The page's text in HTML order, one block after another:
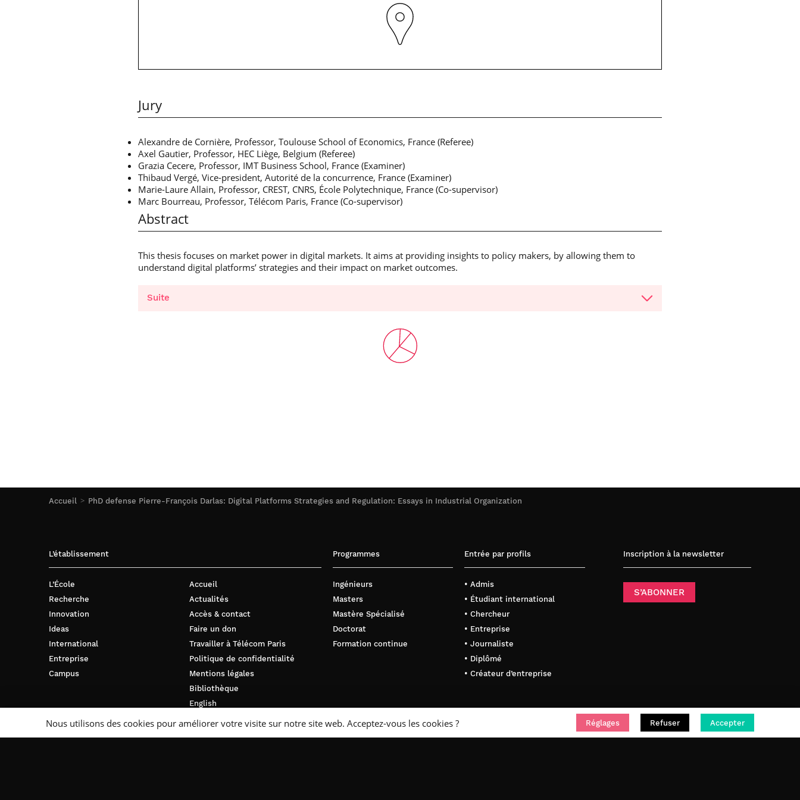
Accueil PhD defense Pierre-François Darlas: Digital Platforms Strategies and Regulation: Essays in Industrial Organization
Jury
Alexandre de Cornière, Professor, Toulouse School of Economics, France (Referee)
Axel Gautier, Professor, HEC Liège, Belgium (Referee)
Grazia Cecere, Professor, IMT Business School, France (Examiner)
Thibaud Vergé, Vice-president, Autorité de la concurrence, France (Examiner)
Marie-Laure Allain, Professor, CREST, CNRS, École Polytechnique, France (Co-supervisor)
Marc Bourreau, Professor, Télécom Paris, France (Co-supervisor)
Abstract
This thesis focuses on market power in digital markets. It aims at providing insights to policy makers, by allowing them to
understand digital platforms’ strategies and their impact on market outcomes.
Suite
L’établissement
L’École
Recherche
Innovation
Ideas
International
Entreprise
Campus
Accueil
Actualités
Accès & contact
Faire un don
Travailler à Télécom Paris
Politique de confidentialité
Mentions légales
Bibliothèque
English
Programmes
Ingénieurs
Masters
Mastère Spécialisé
Doctorat
Formation continue
Entrée par profils
• Admis
• Étudiant international
• Chercheur
• Entreprise
• Journaliste
• Diplômé
• Créateur d’entreprise
Inscription à la newsletter
S’ABONNER
Nous utilisons des cookies pour améliorer votre visite sur notre site web. Acceptez-vous les cookies ? Réglages Refuser Accepter